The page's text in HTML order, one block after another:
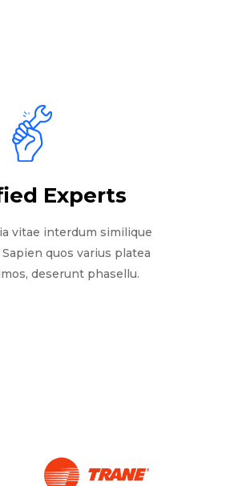
Experts
vitae interdum similique
quos varius platea
deserunt phasellu.